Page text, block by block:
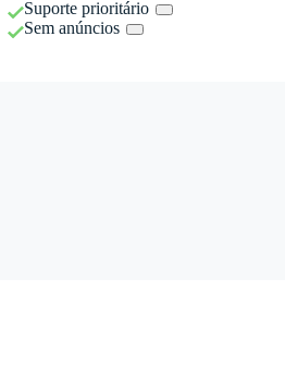
Suporte prioritário
Sem anúncios